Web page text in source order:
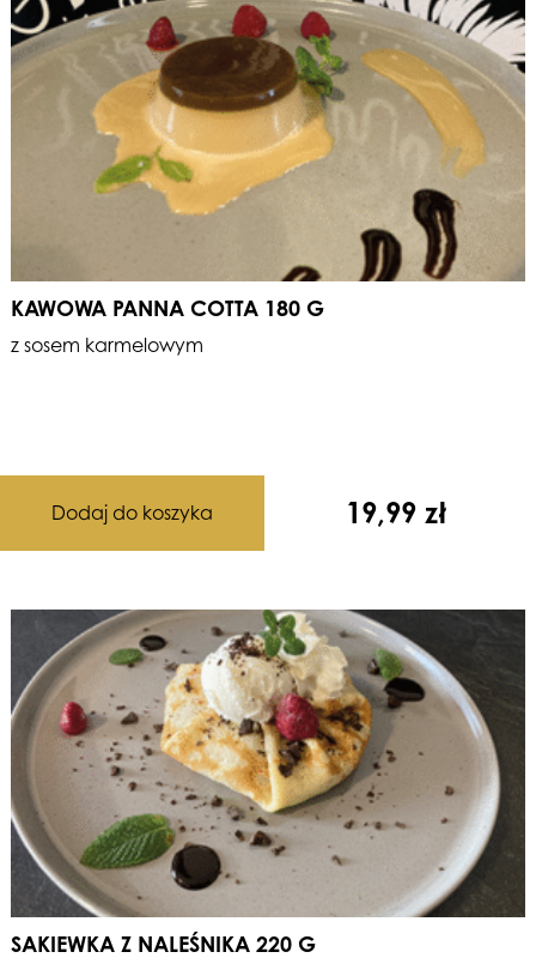
KAWOWA PANNA COTTA 180 G
z sosem karmelowym
19,99 zł
Dodaj do koszyka
SAKIEWKA Z NALEŚNIKA 220 G